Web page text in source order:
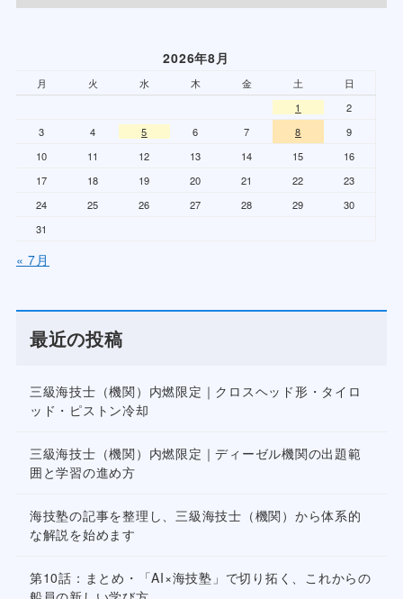
2026年8月
月 火 水 木 金 土
日
1
2
3
4 5 6 7 8
9
10
11 12 13 14 15
16
17
18 19 20 21 22
23
24
25 26 27 28 29
30
31
« 7月
最近の投稿
三級海技士（機関）内燃限定｜クロスヘッド形・タイロ
ッド・ピストン冷却
三級海技士（機関）内燃限定｜ディーゼル機関の出題範
囲と学習の進め方
海技塾の記事を整理し、三級海技士（機関）から体系的
な解説を始めます
第10話：まとめ・「AI×海技塾」で切り拓く、これからの